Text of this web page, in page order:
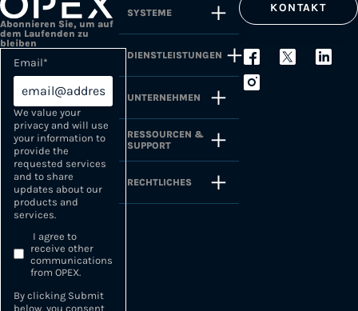
Abonnieren Sie, um auf
dem Laufenden zu
bleiben
Email*
We value your
privacy and will use
your information to
provide the
requested services
and to share
updates about our
products and
services.
I agree to
receive other
communications
from OPEX.
By clicking Submit
below, you consent
SYSTEME
DIENSTLEISTUNGEN
UNTERNEHMEN
RESSOURCEN &
SUPPORT
RECHTLICHES
KONTAKT